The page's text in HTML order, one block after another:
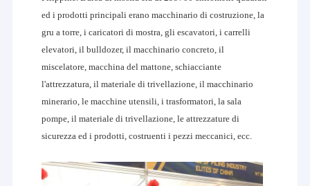
ed i prodotti principali erano macchinario di costruzione, la
gru a torre, i caricatori di mostra, gli escavatori, i carrelli
elevatori, il bulldozer, il macchinario concreto, il
miscelatore, macchina del mattone, schiacciante
l'attrezzatura, il materiale di trivellazione, il macchinario
minerario, le macchine utensili, i trasformatori, la sala
pompe, il materiale di trivellazione, le attrezzature di
sicurezza ed i prodotti, costruenti i pezzi meccanici, ecc.